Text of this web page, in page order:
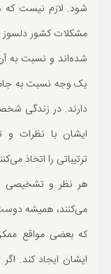
شود. لازم نیست که
مشکلات کشور دلسوز
شده‌اند و نسبت به
یک وجه نسبت به
دارند. در زندگی
ایشان با نظرات
ترتیباتی را اتخاذ
هر نظر و تشخیصی
می‌کنند، همیشه
که بعضی مواقع
ایشان ایجاد کند.